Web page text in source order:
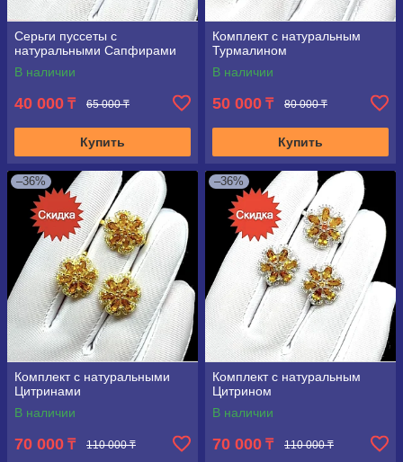
Серьги пуссеты с
натуральными Сапфирами
В наличии
40 000 ₸ 65 000 ₸
Купить
Комплект с натуральным
Турмалином
В наличии
50 000 ₸ 80 000 ₸
Купить
–36%
Комплект с натуральными
Цитринами
В наличии
70 000 ₸ 110 000 ₸
–36%
Комплект с натуральным
Цитрином
В наличии
70 000 ₸ 110 000 ₸